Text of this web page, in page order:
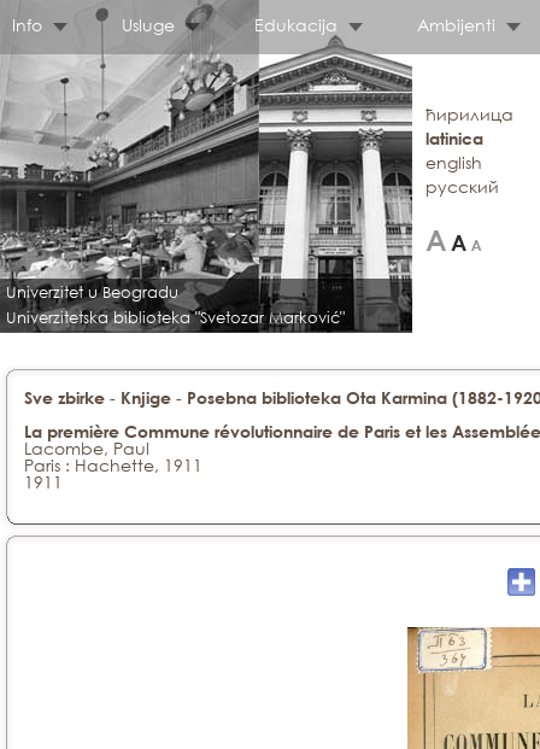
Info Usluge Edukacija Ambijenti
Univerzitet u Beogradu
Univerzitetska biblioteka "Svetozar Marković"
ћирилица
latinica
english
русский
Sve zbirke - Knjige - Posebna biblioteka Ota Karmina (1882-
La première Commune révolutionnaire de Paris et les
Lacombe, Paul
Paris : Hachette, 1911
1911